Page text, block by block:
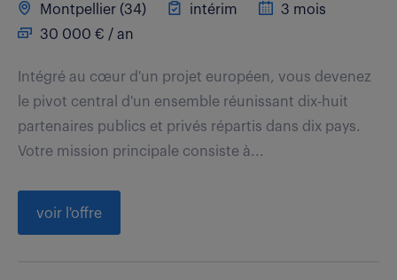
Montpellier (34) intérim
3 mois
30 000 € / an
Intégré au cœur d'un projet européen, vous devenez
le pivot central d'un ensemble réunissant dix-huit
partenaires publics et privés répartis dans dix pays.
Votre mission principale consiste à...
voir l'offre